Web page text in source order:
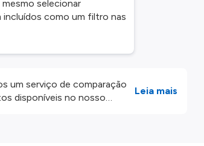
selecionar
incluídos como um filtro nas
um serviço de comparação
disponíveis no nosso
Leia mais